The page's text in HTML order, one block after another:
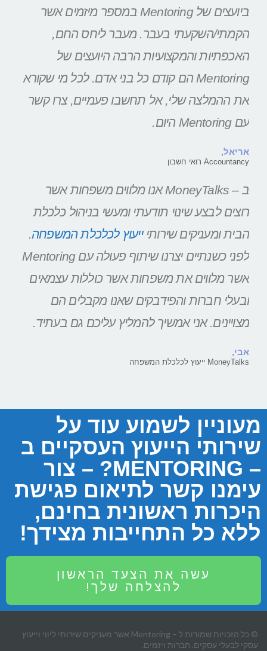
ביועצים של Mentoring במספר מיזמים אשר
הקמתי/השקעתי בעבר. מעבר ליחס החם,
האכפתיות והמקצועיות הרבה היועצים של
Mentoring הם קודם כל בני אדם. לכל מי שקורא
את ההמלצה שלי, אל תחשבו פעמיים, צרו קשר
עם Mentoring היום.
אריאל,
Accountancy רואי חשבון
ב – MoneyTalks אנו מלווים משפחות אשר
רוצים לבצע שינוי תודעתי ומעשי בניהול כלכלת
הבית ומעניקים שירותיייעוץ לכלכלת המשפחה.
לפני כשנתיים יצרנו שיתוף פעולה עם Mentoring
אשר מלווים את משפחות אשר כוללות עצמאים
ובעלי חברות והפידבקים שאנו מקבלים הם
מצויינים. אני אמשיך להמליץ עליכם גם בעתיד.
אבי,
MoneyTalks ייעוץ לכלכלת המשפחה
מעוניין לשמוע עוד על
שירותי הייעוץ העסקיים ב
– MENTORING? – צור
עימנו קשר לתיאום פגישת
היכרות ראשונית בחינם,
ללא כל התחייבות מצידך!
עשה את הצעד הראשון
להצלחה שלך!
© כל הזכויות שמורות ל – Mentoring אשר מעניקים שירותי ליווי וייעוץ
עסקי לבעלי עסקים, חברות ויזמים.